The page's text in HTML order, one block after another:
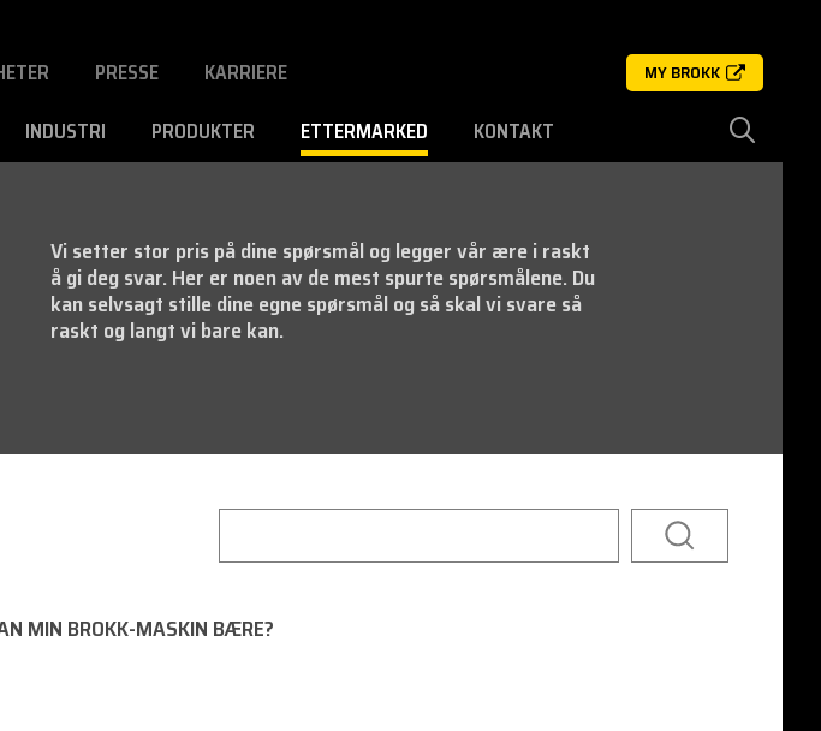
PRESSE KARRIERE MY BROKK
INDUSTRI PRODUKTER ETTERMARKED KONTAKT
Vi setter stor pris på dine spørsmål og legger vår ære i raskt
å gi deg svar. Her er noen av de mest spurte spørsmålene. Du
kan selvsagt stille dine egne spørsmål og så skal vi svare så
raskt og langt vi bare kan.
MIN BROKK-MASKIN BÆRE?